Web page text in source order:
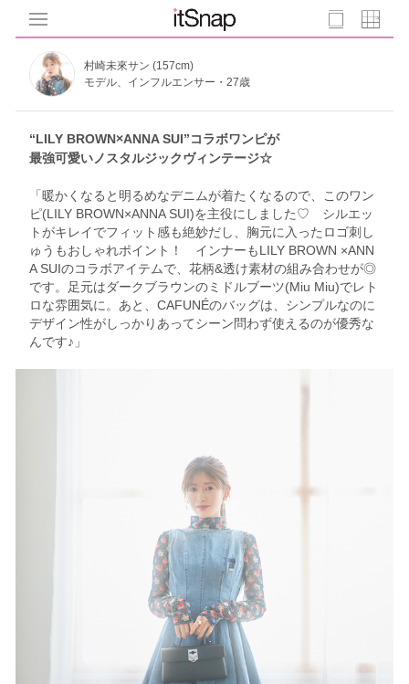
村崎未來サン (157cm)
モデル、インフルエンサー・27歳
“LILY BROWN×ANNA SUI”コラボワンピが
最強可愛いノスタルジックヴィンテージ☆
「暖かくなると明るめなデニムが着たくなるので、このワン
ピ(LILY BROWN×ANNA SUI)を主役にしました♡ シルエッ
トがキレイでフィット感も絶妙だし、胸元に入ったロゴ刺し
ゅうもおしゃれポイント！ インナーもLILY BROWN ×ANN
A SUIのコラボアイテムで、花柄&透け素材の組み合わせが◎
です。足元はダークブラウンのミドルブーツ(Miu Miu)でレト
ロな雰囲気に。あと、CAFUNÉのバッグは、シンプルなのに
デザイン性がしっかりあってシーン問わず使えるのが優秀な
んです♪」